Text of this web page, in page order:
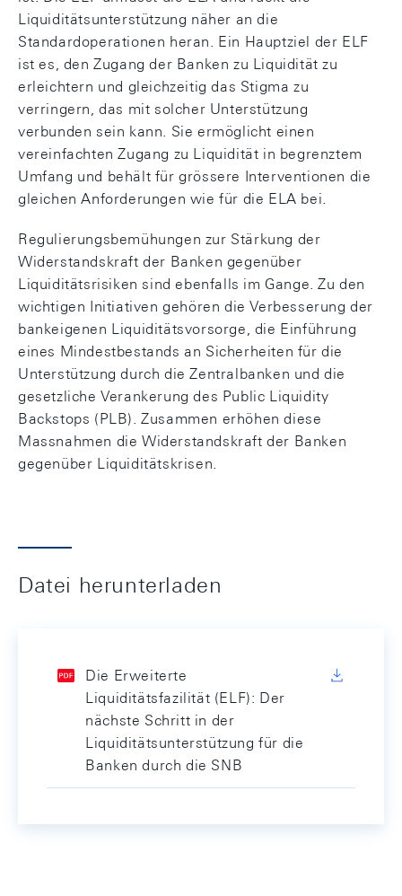
Liquiditätsunterstützung näher an die
Standardoperationen heran. Ein Hauptziel der ELF
ist es, den Zugang der Banken zu Liquidität zu
erleichtern und gleichzeitig das Stigma zu
verringern, das mit solcher Unterstützung
verbunden sein kann. Sie ermöglicht einen
vereinfachten Zugang zu Liquidität in begrenztem
Umfang und behält für grössere Interventionen die
gleichen Anforderungen wie für die ELA bei.
Regulierungsbemühungen zur Stärkung der
Widerstandskraft der Banken gegenüber
Liquiditätsrisiken sind ebenfalls im Gange. Zu den
wichtigen Initiativen gehören die Verbesserung der
bankeigenen Liquiditätsvorsorge, die Einführung
eines Mindestbestands an Sicherheiten für die
Unterstützung durch die Zentralbanken und die
gesetzliche Verankerung des Public Liquidity
Backstops (PLB). Zusammen erhöhen diese
Massnahmen die Widerstandskraft der Banken
gegenüber Liquiditätskrisen.
Datei herunterladen
Die Erweiterte
Liquiditätsfazilität (ELF): Der
nächste Schritt in der
Liquiditätsunterstützung für die
Banken durch die SNB